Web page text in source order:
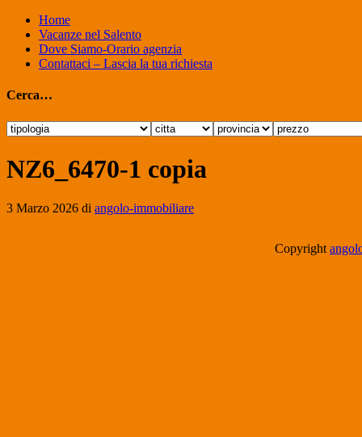
Home
Vacanze nel Salento
Dove Siamo-Orario agenzia
Contattaci – Lascia la tua richiesta
Cerca…
NZ6_6470-1 copia
3 Marzo 2026 di angolo-immobiliare
Copyright